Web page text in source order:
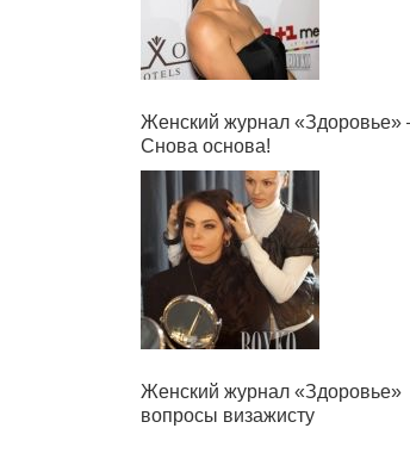
Женский журнал
Снова основа!
Женский журнал «Здоровье»
вопросы визажисту